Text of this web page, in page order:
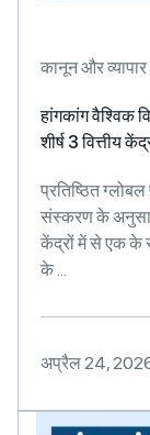
कानून और व्यापार
हांगकांग वैश्विक
शीर्ष 3 वित्तीय
प्रतिष्ठित
संस्करण के
केंद्रों में से एक के
के ...
अप्रैल 24,